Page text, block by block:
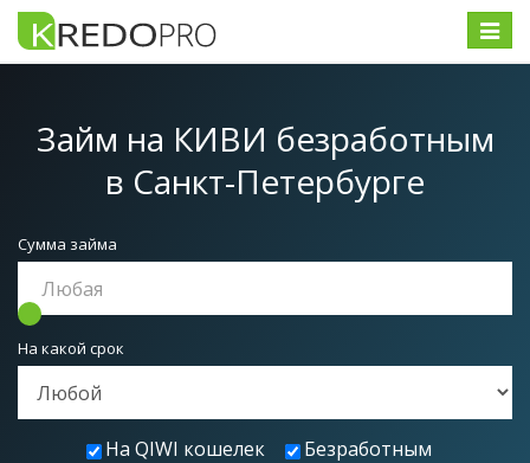
Меню
Займ на КИВИ безработным
в Санкт-Петербурге
Сумма займа
На какой срок
На QIWI кошелек
Безработным